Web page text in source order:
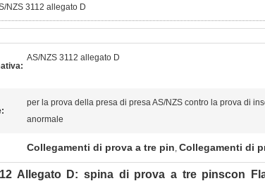
NZS 3112 allegato D
AS/NZS 3112 allegato D
per la prova della presa di presa AS/NZS contro la prova di
anormale
Collegamenti di prova a tre pin, Collegamenti di
Allegato D: spina di prova a tre pinscon